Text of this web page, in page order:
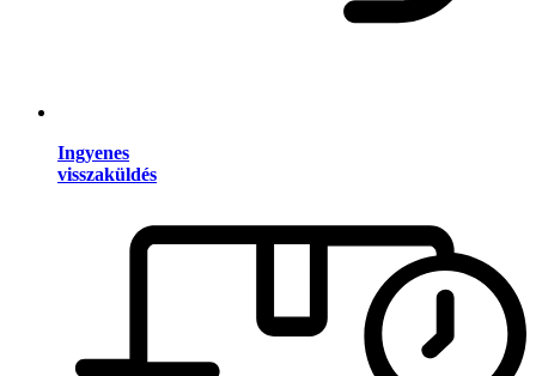
Ingyenes
visszaküldés